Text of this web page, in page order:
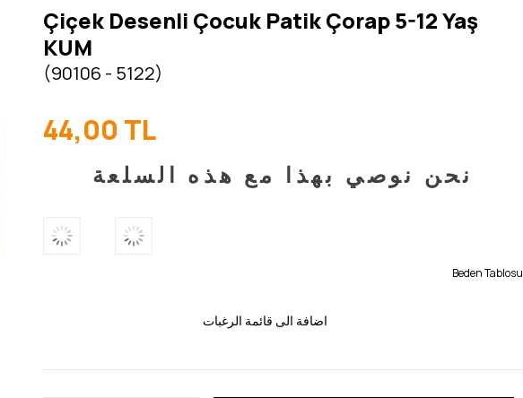
Çiçek Desenli Çocuk Patik Çorap 5-12 Yaş
KUM
(90106 - 5122)
44,00 TL
نحن نوصي بهذا مع هذه السلعة
Beden Tablosu
اضافة الى قائمة الرغبات